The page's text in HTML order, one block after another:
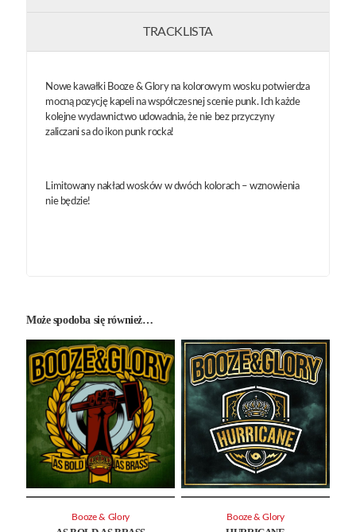
TRACKLISTA
Nowe kawałki Booze & Glory na kolorowym wosku potwierdza
mocną pozycję kapeli na współczesnej scenie punk. Ich każde
kolejne wydawnictwo udowadnia, że nie bez przyczyny
zaliczani sa do ikon punk rocka!
Limitowany nakład wosków w dwóch kolorach – wznowienia
nie będzie!
Może spodoba się również…
Booze & Glory Booze & Glory